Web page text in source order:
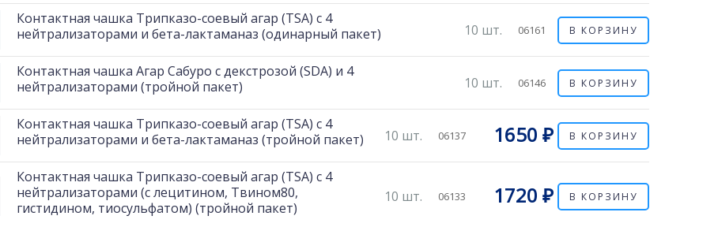
Контактная чашка Трипказо-соевый агар (TSA) с 4
нейтрализаторами и бета-лактаманаз (одинарный пакет)
10 шт. 06161 В КОРЗИНУ
Контактная чашка Агар Сабуро с декстрозой (SDA) и 4
нейтрализаторами (тройной пакет)
10 шт. 06146 В КОРЗИНУ
Контактная чашка Трипказо-соевый агар (TSA) с 4
нейтрализаторами и бета-лактаманаз (тройной пакет)
10 шт. 06137 1650 ₽ В КОРЗИНУ
Контактная чашка Трипказо-соевый агар (TSA) с 4
нейтрализаторами (с лецитином, Твином80,
гистидином, тиосульфатом) (тройной пакет)
10 шт. 06133 1720 ₽ В КОРЗИНУ